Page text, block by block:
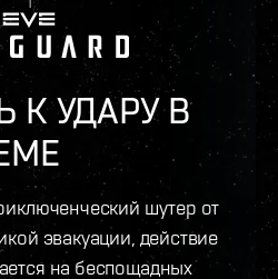
К УДАРУ В
шутер от
эвакуации, действие
на беспощадных